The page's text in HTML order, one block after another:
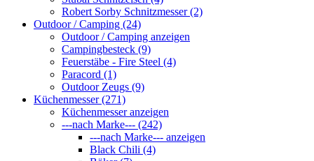
Robert Sorby Schnitzmesser (2)
Outdoor / Camping (24)
Outdoor / Camping anzeigen
Campingbesteck (9)
Feuerstäbe - Fire Steel (4)
Paracord (1)
Outdoor Zeugs (9)
Küchenmesser (271)
Küchenmesser anzeigen
---nach Marke--- (242)
---nach Marke--- anzeigen
Black Chili (4)